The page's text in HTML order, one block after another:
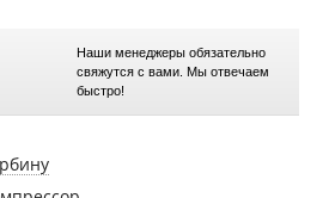
Наши менеджеры обязательно
свяжутся с вами. Мы отвечаем
быстро!